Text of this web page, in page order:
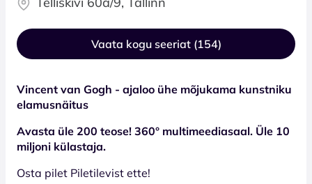
Vaata kogu seeriat (154)
Vincent van Gogh - ajaloo ühe mõjukama kunstniku
elamusnäitus
Avasta üle 200 teose! 360° multimeediasaal. Üle 10
miljoni külastaja.
Osta pilet Piletilevist ette!